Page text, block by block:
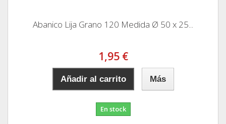
Abanico Lija Grano 120 Medida Ø 50 x 25...
1,95 €
Añadir al carrito Más
En stock